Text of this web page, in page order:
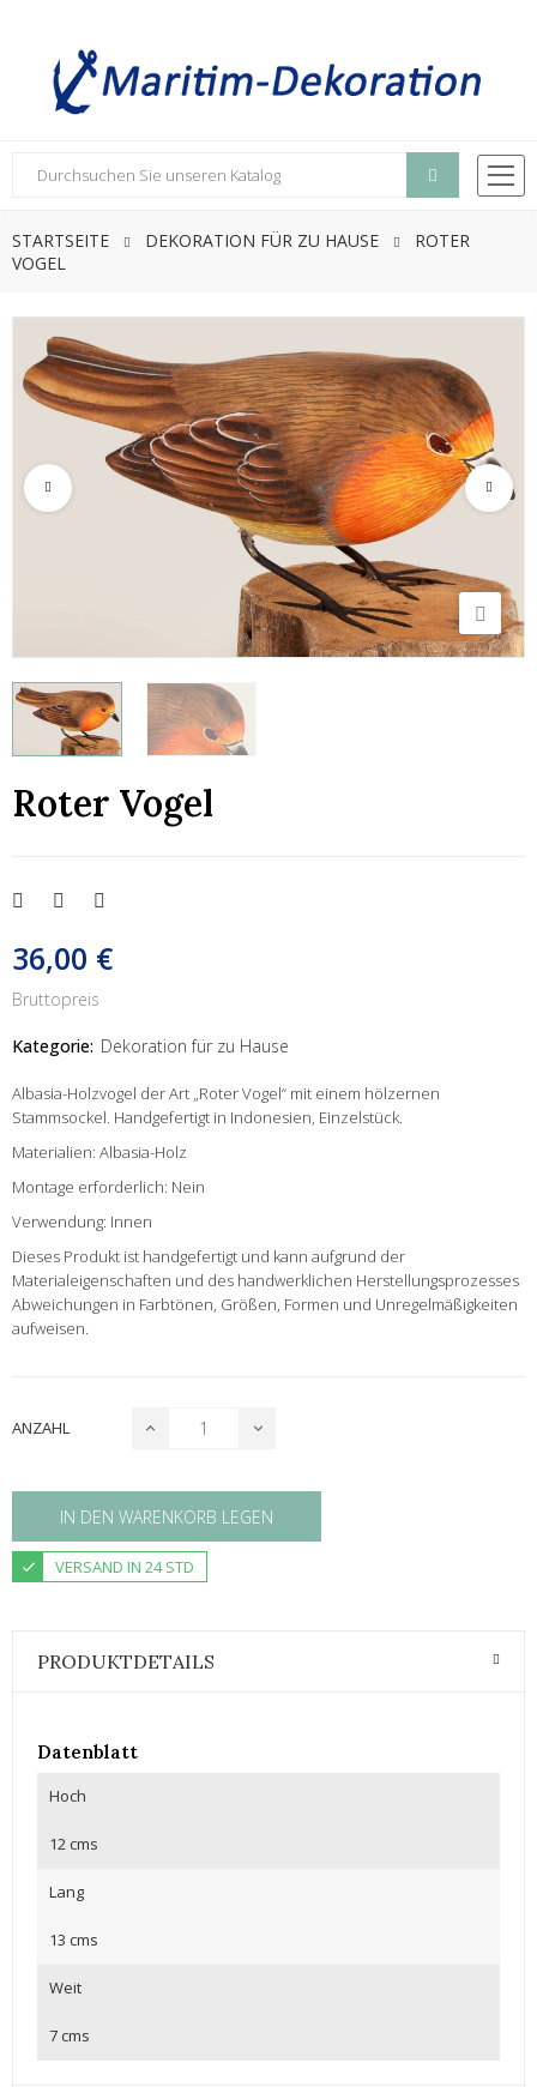
STARTSEITE DEKORATION FÜR ZU HAUSE
ROTER
VOGEL
Roter Vogel
36,00 €
Bruttopreis
Kategorie: Dekoration für zu Hause
Albasia-Holzvogel der Art „Roter Vogel“ mit einem hölzernen
Stammsockel. Handgefertigt in Indonesien, Einzelstück.
Materialien: Albasia-Holz
Montage erforderlich: Nein
Verwendung: Innen
Dieses Produkt ist handgefertigt und kann aufgrund der
Materialeigenschaften und des handwerklichen Herstellungsprozesses
Abweichungen in Farbtönen, Größen, Formen und Unregelmäßigkeiten
aufweisen.
ANZAHL
IN DEN WARENKORB LEGEN
VERSAND IN 24 STD
PRODUKTDETAILS
Datenblatt
Hoch
12 cms
Lang
13 cms
Weit
7 cms